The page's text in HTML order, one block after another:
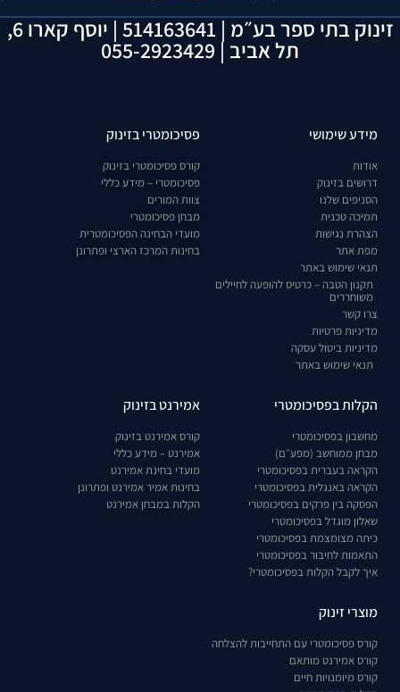
זינוק בתי ספר בע״מ | 514163641 | יוסף קארו 6,
תל אביב | 055-2923429
מידע שימושי
אודות
דרושים בזינוק
הסניפים שלנו
תמיכה טכנית
הצהרת נגישות
מפת אתר
תנאי שימוש באתר
תקנון הטבה – כרטיס להופעה לחיילים
משוחררים
צרו קשר
מדיניות פרטיות
מדיניות ביטול עסקה
תנאי שימוש באתר
פסיכומטרי בזינוק
קורס פסיכומטרי בזינוק
פסיכומטרי – מידע כללי
צוות המורים
מבחן פסיכומטרי
מועדי הבחינה הפסיכומטרית
בחינות המרכז הארצי ופתרונן
הקלות בפסיכומטרי
מחשבון בפסיכומטרי
מבחן ממוחשב (מפע״ם)
הקראה בעברית בפסיכומטרי
הקראה באנגלית בפסיכומטרי
הפסקה בין פרקים בפסיכומטרי
שאלון מוגדל בפסיכומטרי
כיתה מצומצמת בפסיכומטרי
התאמות לחיבור בפסיכומטרי
איך לקבל הקלות בפסיכומטרי?
אמירנט בזינוק
קורס אמירנט בזינוק
אמירנט – מידע כללי
מועדי בחינת אמירנט
בחינות אמיר אמירנט ופתרונן
הקלות במבחן אמירנט
מוצרי זינוק
קורס פסיכומטרי עם התחייבות להצלחה
קורס אמירנט מותאם
קורס מיומנויות חיים